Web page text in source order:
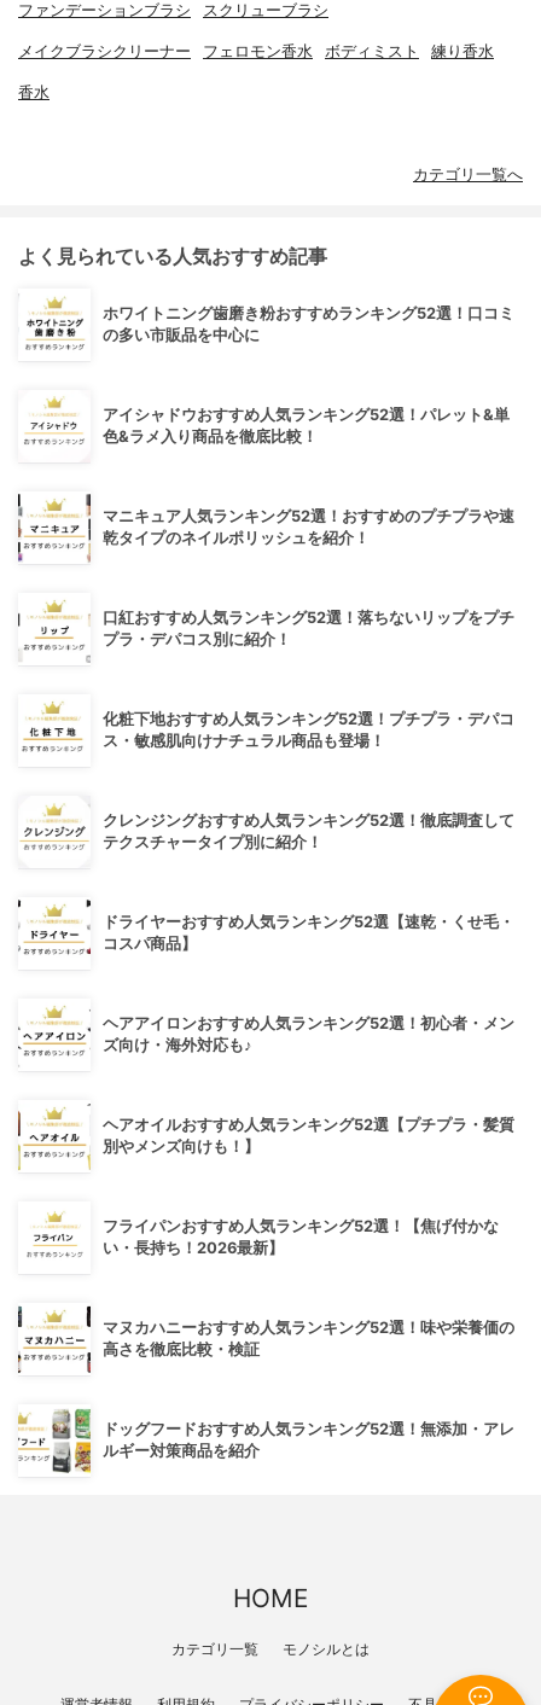
ファンデーションブラシ スクリューブラシ
メイクブラシクリーナー フェロモン香水 ボディミスト 練り香水
香水
カテゴリ一覧へ
よく見られている人気おすすめ記事
ホワイトニング歯磨き粉おすすめランキング52選！口コミ
の多い市販品を中心に
アイシャドウおすすめ人気ランキング52選！パレット&単
色&ラメ入り商品を徹底比較！
マニキュア人気ランキング52選！おすすめのプチプラや速
乾タイプのネイルポリッシュを紹介！
口紅おすすめ人気ランキング52選！落ちないリップをプチ
プラ・デパコス別に紹介！
化粧下地おすすめ人気ランキング52選！プチプラ・デパコ
ス・敏感肌向けナチュラル商品も登場！
クレンジングおすすめ人気ランキング52選！徹底調査して
テクスチャータイプ別に紹介！
ドライヤーおすすめ人気ランキング52選【速乾・くせ毛・
コスパ商品】
ヘアアイロンおすすめ人気ランキング52選！初心者・メン
ズ向け・海外対応も♪
ヘアオイルおすすめ人気ランキング52選【プチプラ・髪質
別やメンズ向けも！】
フライパンおすすめ人気ランキング52選！【焦げ付かな
い・長持ち！2026最新】
マヌカハニーおすすめ人気ランキング52選！味や栄養価の
高さを徹底比較・検証
ドッグフードおすすめ人気ランキング52選！無添加・アレ
ルギー対策商品を紹介
HOME
カテゴリ一覧 モノシルとは